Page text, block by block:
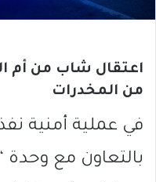
اعتقال شاب من أم
من المخدرات
في عملية أمنية
بالتعاون مع وحدة